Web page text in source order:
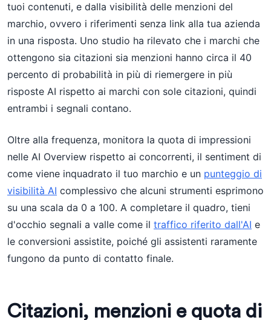
tuoi contenuti, e dalla visibilità delle menzioni del
marchio, ovvero i riferimenti senza link alla tua azienda
in una risposta. Uno studio ha rilevato che i marchi che
ottengono sia citazioni sia menzioni hanno circa il 40
percento di probabilità in più di riemergere in più
risposte AI rispetto ai marchi con sole citazioni, quindi
entrambi i segnali contano.
Oltre alla frequenza, monitora la quota di impressioni
nelle AI Overview rispetto ai concorrenti, il sentiment di
come viene inquadrato il tuo marchio e un punteggio di
visibilità AI complessivo che alcuni strumenti esprimono
su una scala da 0 a 100. A completare il quadro, tieni
d'occhio segnali a valle come il traffico riferito dall'AI e
le conversioni assistite, poiché gli assistenti raramente
fungono da punto di contatto finale.
Citazioni, menzioni e quota di